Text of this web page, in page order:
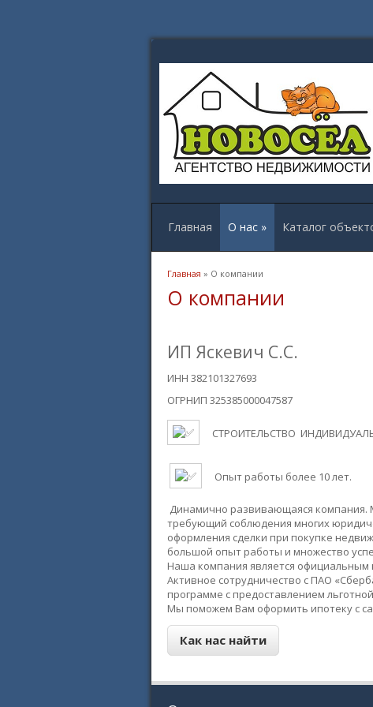
Главная О нас » Каталог
Вы здесь
Главная » О компании
О компании
ИП Яскевич С.С.
ИНН 382101327693
ОГРНИП 325385000047587
СТРОИТЕЛЬСТВО
Опыт работы более 10 лет.
Динамично развивающаяся компания.
требующий соблюдения многих
оформления сделки при покупке
большой опыт работы и множество
Наша компания является
Активное сотрудничество с ПАО
программе с предоставлением
Мы поможем Вам оформить ипотеку с